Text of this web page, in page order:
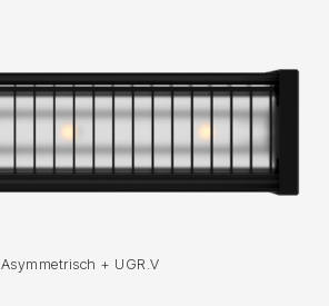
Asymmetrisch + UGR.V